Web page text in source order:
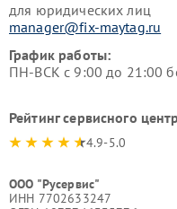
для юридических лиц
manager@fix-maytag.ru
График работы:
ПН-ВСК с 9:00 до 21:00
Рейтинг сервисного
4.9-5.0
ООО "Русервис"
ИНН 7702633247